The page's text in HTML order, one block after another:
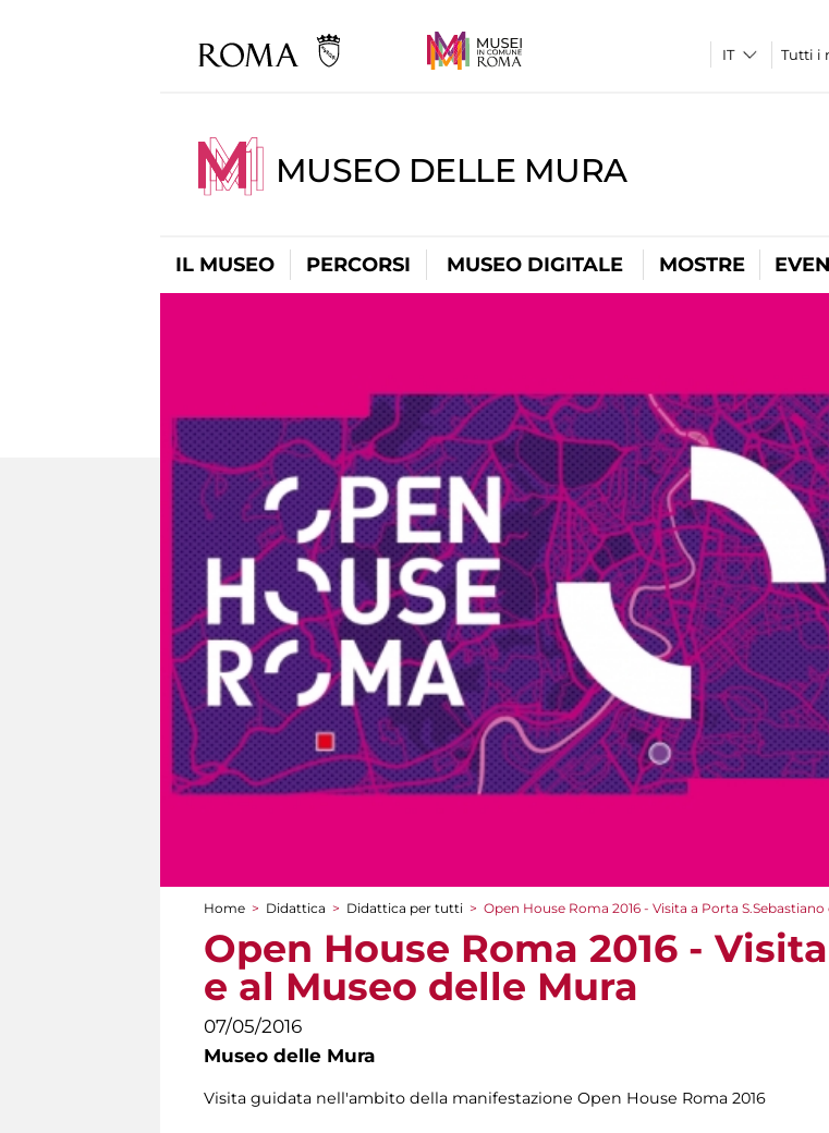
Tutti i
MUSEO DELLE MURA
IL MUSEO PERCORSI MUSEO DIGITALE MOSTRE
Tu sei qui
Home > Didattica > Didattica per tutti > Open House Roma 2016 - Visita a Porta S.Sebastiano
Open House Roma 2016 -
e al Museo delle Mura
07/05/2016
Museo delle Mura
Visita guidata nell'ambito della manifestazione Open House Roma 2016